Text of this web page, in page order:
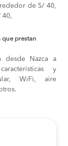
de S/ 40,
40,
que prestan
desde Nazca a
y
WiFi, aire